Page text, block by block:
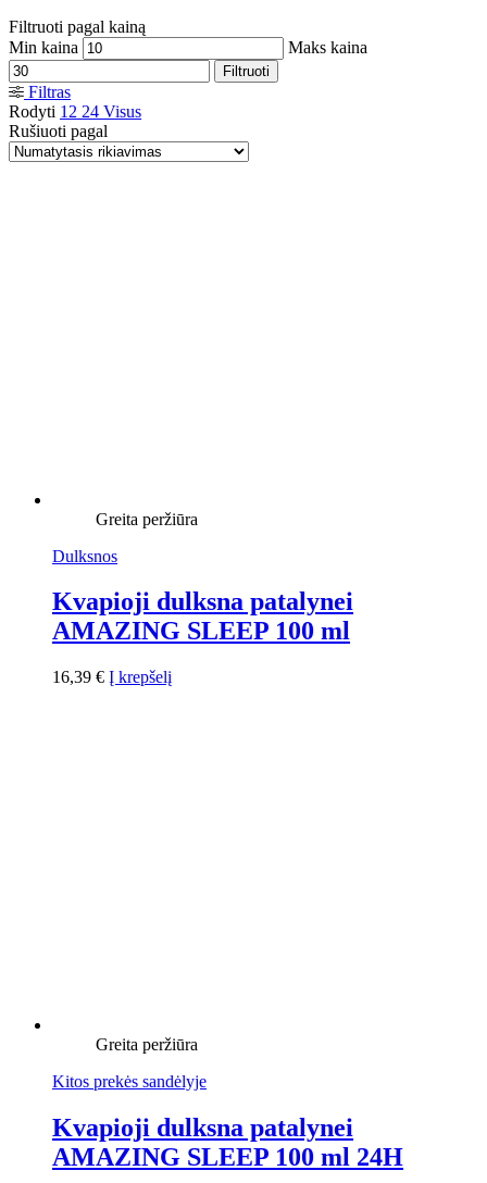
Filtruoti pagal kainą
Min kaina
Maks kaina
Filtruoti
Filtras
Rodyti 12 24 Visus
Rušiuoti pagal
Greita peržiūra
Dulksnos
Kvapioji dulksna patalynei
AMAZING SLEEP 100 ml
16,39 € Į krepšelį
Greita peržiūra
Kitos prekės sandėlyje
Kvapioji dulksna patalynei
AMAZING SLEEP 100 ml 24H